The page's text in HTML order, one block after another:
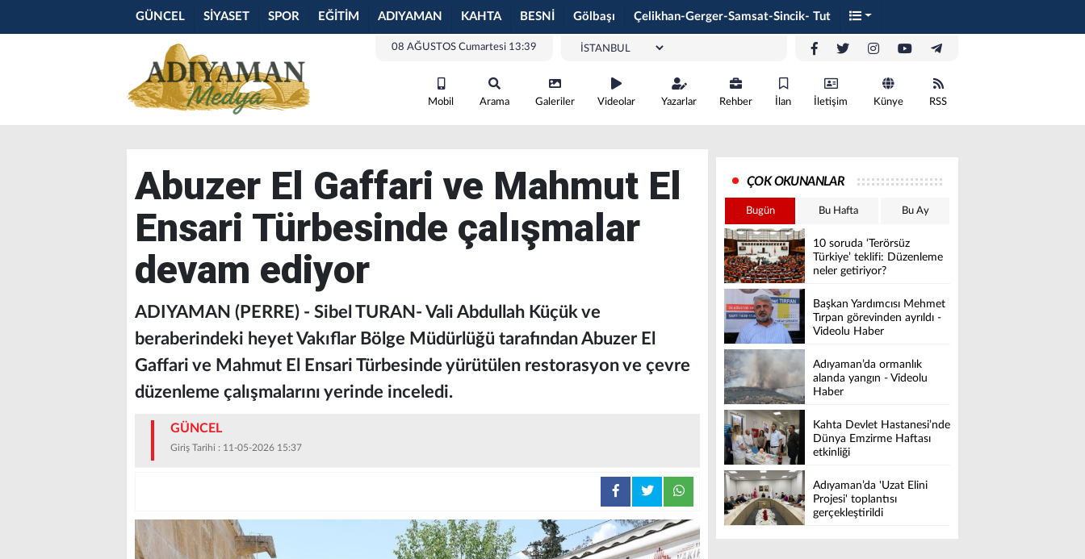
GÜNCEL SİYASET SPOR EĞİTİM ADIYAMAN KAHTA BESNİ Gölbaşı Çelikhan-Gerger-Samsat-Sincik- Tut
08 AĞUSTOS Cumartesi 13:39
Mobil Arama Galeriler Videolar Yazarlar Rehber İlan İletişim Künye RSS
Abuzer El Gaffari ve Mahmut El
Ensari Türbesinde çalışmalar
devam ediyor
ADIYAMAN (PERRE) - Sibel TURAN- Vali Abdullah Küçük ve
beraberindeki heyet Vakıflar Bölge Müdürlüğü tarafından Abuzer El
Gaffari ve Mahmut El Ensari Türbesinde yürütülen restorasyon ve çevre
düzenleme çalışmalarını yerinde inceledi.
GÜNCEL
Giriş Tarihi : 11-05-2026 15:37
ÇOK OKUNANLAR
Bugün Bu Hafta Bu Ay
10 soruda ‘Terörsüz
Türkiye’ teklifi: Düzenleme
neler getiriyor?
Başkan Yardımcısı Mehmet
Tırpan görevinden ayrıldı -
Videolu Haber
Adıyaman’da ormanlık
alanda yangın - Videolu
Haber
Kahta Devlet Hastanesi’nde
Dünya Emzirme Haftası
etkinliği
Adıyaman’da 'Uzat Elini
Projesi' toplantısı
gerçekleştirildi